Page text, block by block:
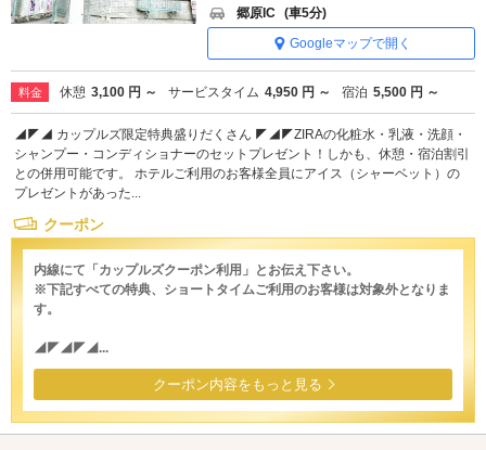
郷原IC (車5分)
Googleマップで開く
料金 休憩 3,100 円 ～ サービスタイム 4,950 円 ～ 宿泊 5,500 円 ～
◢◤◢ カップルズ限定特典盛りだくさん ◤◢◤ZIRAの化粧水・乳液・洗顔・
シャンプー・コンディショナーのセットプレゼント！しかも、休憩・宿泊割引
との併用可能です。 ホテルご利用のお客様全員にアイス（シャーベット）の
プレゼントがあった...
クーポン
内線にて「カップルズクーポン利用」とお伝え下さい。
※下記すべての特典、ショートタイムご利用のお客様は対象外となりま
す。
◢◤◢◤◢...
クーポン内容をもっと見る